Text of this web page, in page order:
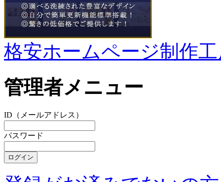
格安ホームページ制作
管理者メニュー
ID（メールアドレス）
パスワード